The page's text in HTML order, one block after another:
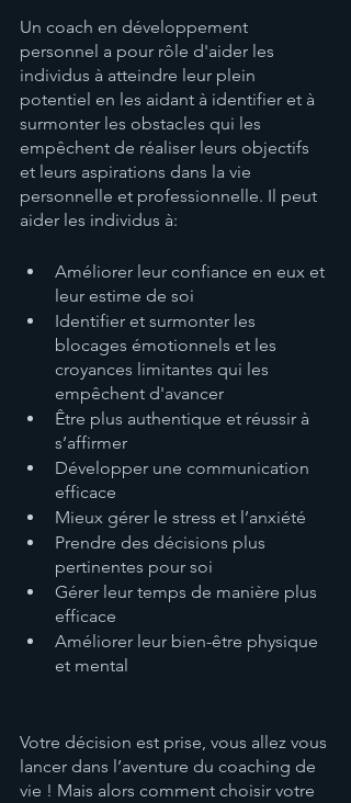
Un coach en développement
personnel a pour rôle d'aider les
individus à atteindre leur plein
potentiel en les aidant à identifier et à
surmonter les obstacles qui les
empêchent de réaliser leurs objectifs
et leurs aspirations dans la vie
personnelle et professionnelle. Il peut
aider les individus à:
Améliorer leur confiance en eux et
leur estime de soi
Identifier et surmonter les
blocages émotionnels et les
croyances limitantes qui les
empêchent d'avancer
Être plus authentique et réussir à
s’affirmer
Développer une communication
efficace
Mieux gérer le stress et l’anxiété
Prendre des décisions plus
pertinentes pour soi
Gérer leur temps de manière plus
efficace
Améliorer leur bien-être physique
et mental
Votre décision est prise, vous allez vous
lancer dans l’aventure du coaching de
vie ! Mais alors comment choisir votre